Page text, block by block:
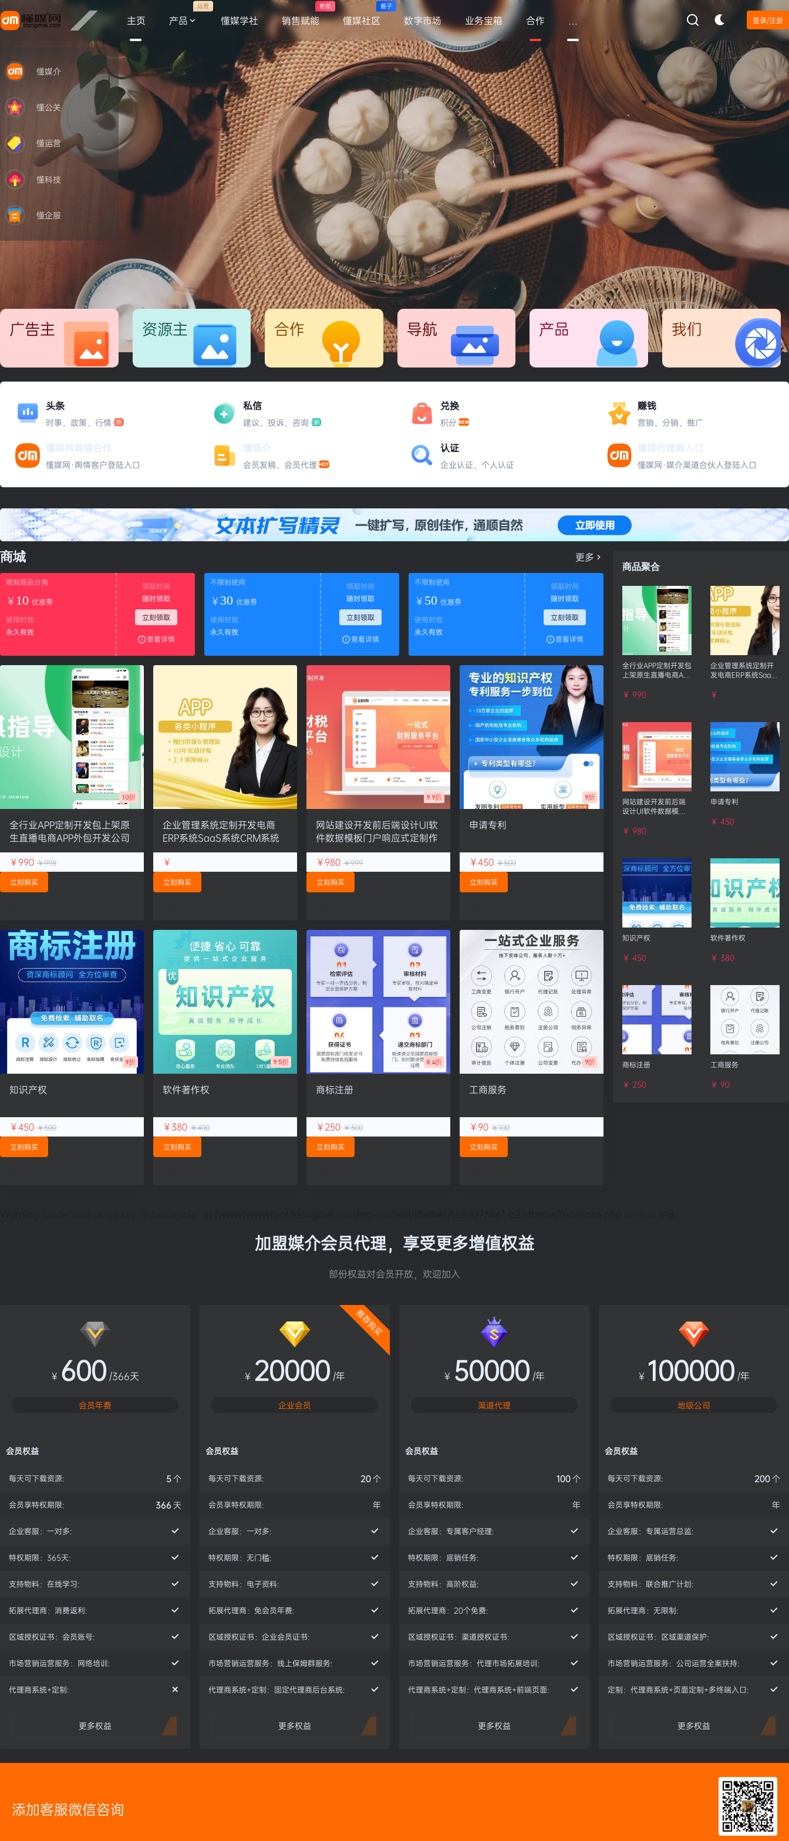
登录/注册
主页 产品
运营
懂媒学社 销售赋能
教程
懂媒社区
圈子
数字市场 业务宝箱 合作 …
懂媒介
懂公关
懂运营
懂科技
懂企服
广告主
媒介投放
代理申请
建设ing
资源主
入驻申请
资源认证
合作
会员代理 渠道代理
导航
设计神器
运营神器
灵感创意
字体设计
配色方案
产品
懂媒SaaS
晓媒公关
臻流营销
我们
关于本站
加入我们
头条
时事、政策、行情
私信
建议、投诉、咨询
兑换
积分
赚钱
营销、分销、推广
懂媒网舆情合作
懂媒网·舆情客户登陆入口
懂媒介
会员发稿、会员代理
认证
企业认证、个人认证
懂媒代理商入口
懂媒网·媒介渠道合伙人登陆入口
商城 更多
限制商品分类
￥ 10 优惠劵
使用时效：
永久有效
领取时间
随时领取
立刻领取
查看详情
不限制使用
￥ 30 优惠劵
使用时效：
永久有效
领取时间
随时领取
立刻领取
查看详情
不限制使用
￥ 50 优惠劵
使用时效：
永久有效
领取时间
随时领取
立刻领取
查看详情
10折
全行业APP定制开发包上架原
生直播电商APP外包开发公司
￥990 ￥998
立刻购买
企业管理系统定制开发电商
ERP系统SaaS系统CRM系统
￥
立刻购买
9.9折
网站建设开发前后端设计UI软
件数据模板门户响应式定制作
￥980 ￥999
立刻购买
9折
申请专利
￥450 ￥500
立刻购买
9折
知识产权
￥450 ￥500
立刻购买
9.5折
软件著作权
￥380 ￥400
立刻购买
8.4折
商标注册
￥250 ￥300
立刻购买
9折
工商服务
￥90 ￥100
立刻购买
商品聚合
全行业APP定制开发包
上架原生直播电商APP
￥ 990
企业管理系统定制开
发电商ERP系统SaaS
￥
网站建设开发前后端
设计UI软件数据模板
￥ 980
申请专利
￥ 450
知识产权
￥ 450
软件著作权
￥ 380
商标注册
￥ 250
工商服务
￥ 90
加盟媒介会员代理，享受更多增值权益
部份权益对会员开放，欢迎加入
¥ 600 /366天
会员年费
会员权益
每天可下载资源: 5个
会员享特权期限: 366 天
企业客服：一对多:
特权期限：365天:
支持物料：在线学习:
拓展代理商：消费返利:
区域授权证书：会员账号:
市场营销运营服务：网络培训:
代理商系统+定制:
更多权益
推荐购买
¥ 20000 /年
企业会员
会员权益
每天可下载资源: 20个
会员享特权期限: 年
企业客服：一对多:
特权期限：无门槛:
支持物料：电子资料:
拓展代理商：免会员年费:
区域授权证书：企业会员证书:
市场营销运营服务：线上保姆群服务:
代理商系统+定制：固定代理商后台系统:
更多权益
¥ 50000 /年
渠道代理
会员权益
每天可下载资源: 100个
会员享特权期限: 年
企业客服：专属客户经理:
特权期限：底销任务:
支持物料：高阶权益:
拓展代理商：20个免费:
区域授权证书：渠道授权证书:
市场营销运营服务：代理市场拓展培训:
代理商系统+定制：代理商系统+前端页面:
更多权益
¥ 100000 /年
地级公司
会员权益
每天可下载资源: 200个
会员享特权期限: 年
企业客服：专属运营总监:
特权期限：底销任务:
支持物料：联合推广计划:
拓展代理商：无限制:
区域授权证书：区域渠道保护:
市场营销运营服务：公司运营全案扶持:
定制：代理商系统+页面定制+多终端入口:
更多权益
添加客服微信咨询